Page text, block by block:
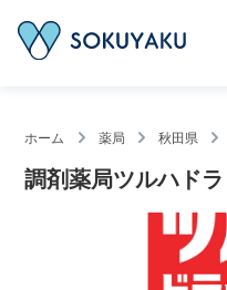
ホーム 薬局 秋田県
調剤薬局ツルハド